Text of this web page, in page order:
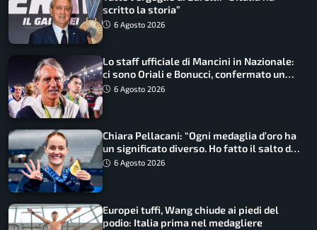
scritto la storia”
6 Agosto 2026
Lo staff ufficiale di Mancini in Nazionale:
ci sono Oriali e Bonucci, confermato un
ritorno
6 Agosto 2026
Chiara Pellacani: “Ogni medaglia d’oro ha
un significato diverso. Ho fatto il salto di
qualità”
6 Agosto 2026
Europei tuffi, Wang chiude ai piedi del
podio: Italia prima nel medagliere